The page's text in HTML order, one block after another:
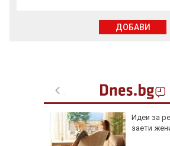
Идеи за
заети
ДОБАВИ